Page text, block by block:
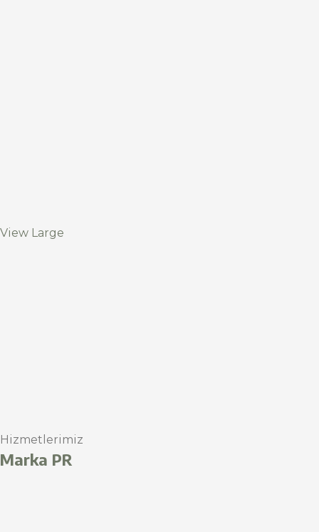
View Large
Hizmetlerimiz
Marka PR